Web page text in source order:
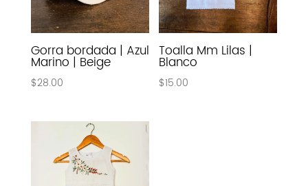
Gorra bordada | Azul
Marino | Beige
$28.00
Toalla Mm Lilas |
Blanco
$15.00